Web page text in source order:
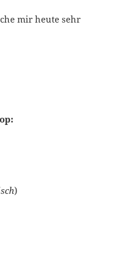
mir heute sehr
)